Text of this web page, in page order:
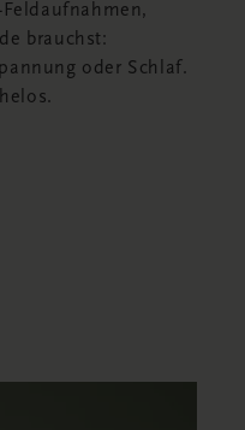
Feldaufnahmen,
brauchst:
oder Schlaf.